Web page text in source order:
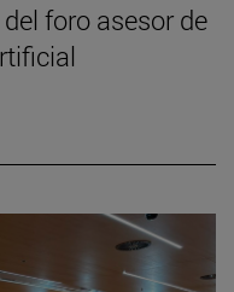
foro asesor de